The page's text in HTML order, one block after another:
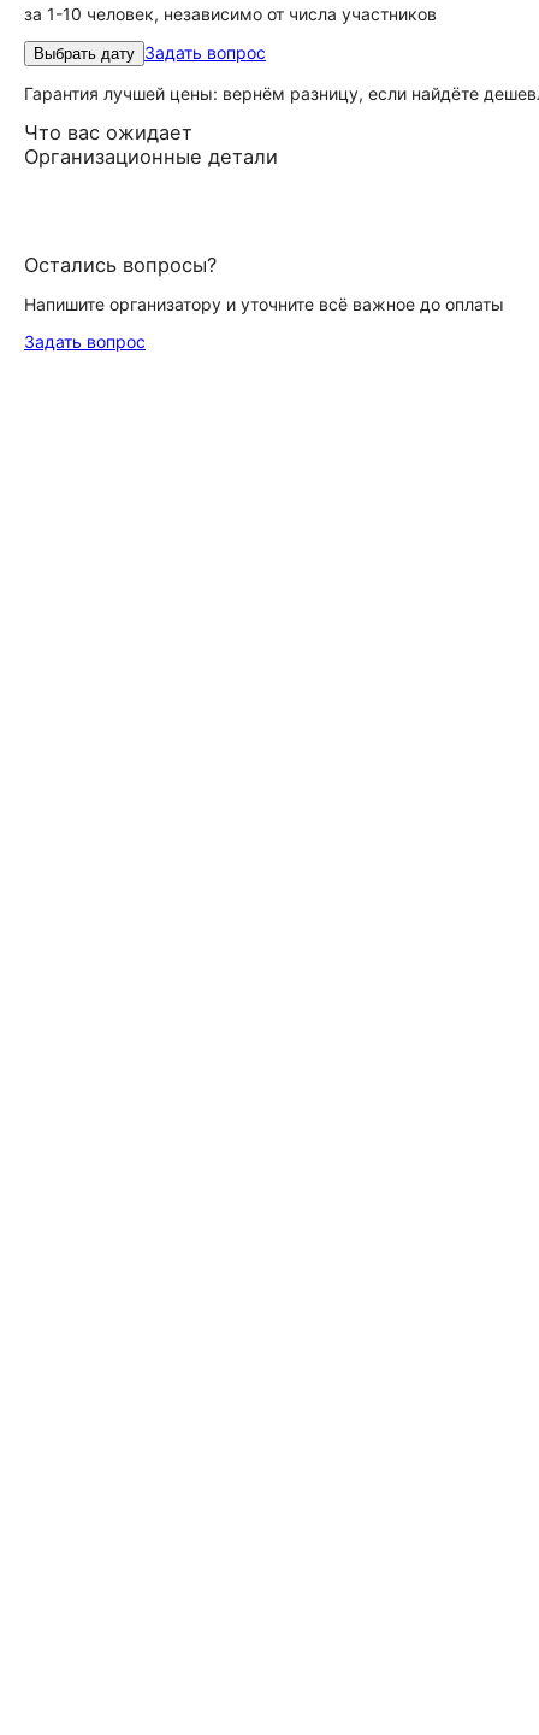
за 1-10 человек, независимо от числа участников
Выбрать дату Задать вопрос
Гарантия лучшей цены: вернём разницу, если найдёте
Что вас ожидает
Организационные детали
Остались вопросы?
Напишите организатору и уточните всё важное до оплаты
Задать вопрос